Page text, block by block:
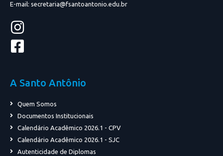
E-mail: secretaria@fsantoantonio.edu.br
A Santo Antônio
Quem Somos
Documentos Institucionais
Calendário Acadêmico 2026.1 - CPV
Calendário Acadêmico 2026.1 - SJC
Autenticidade de Diplomas